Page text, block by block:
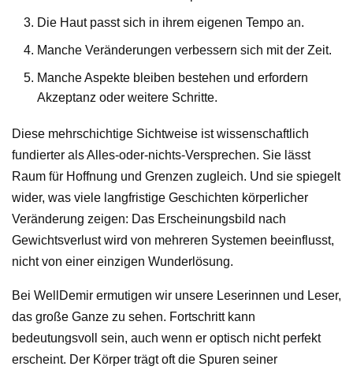
Die Haut passt sich in ihrem eigenen Tempo an.
Manche Veränderungen verbessern sich mit der Zeit.
Manche Aspekte bleiben bestehen und erfordern
Akzeptanz oder weitere Schritte.
Diese mehrschichtige Sichtweise ist wissenschaftlich
fundierter als Alles-oder-nichts-Versprechen. Sie lässt
Raum für Hoffnung und Grenzen zugleich. Und sie spiegelt
wider, was viele langfristige Geschichten körperlicher
Veränderung zeigen: Das Erscheinungsbild nach
Gewichtsverlust wird von mehreren Systemen beeinflusst,
nicht von einer einzigen Wunderlösung.
Bei WellDemir ermutigen wir unsere Leserinnen und Leser,
das große Ganze zu sehen. Fortschritt kann
bedeutungsvoll sein, auch wenn er optisch nicht perfekt
erscheint. Der Körper trägt oft die Spuren seiner